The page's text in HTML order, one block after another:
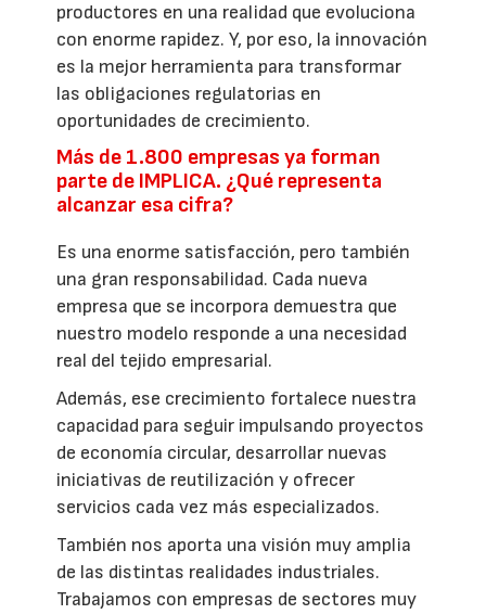
productores en una realidad que evoluciona
con enorme rapidez. Y, por eso, la innovación
es la mejor herramienta para transformar
las obligaciones regulatorias en
oportunidades de crecimiento.
Más de 1.800 empresas ya forman
parte de IMPLICA. ¿Qué representa
alcanzar esa cifra?
Es una enorme satisfacción, pero también
una gran responsabilidad. Cada nueva
empresa que se incorpora demuestra que
nuestro modelo responde a una necesidad
real del tejido empresarial.
Además, ese crecimiento fortalece nuestra
capacidad para seguir impulsando proyectos
de economía circular, desarrollar nuevas
iniciativas de reutilización y ofrecer
servicios cada vez más especializados.
También nos aporta una visión muy amplia
de las distintas realidades industriales.
Trabajamos con empresas de sectores muy